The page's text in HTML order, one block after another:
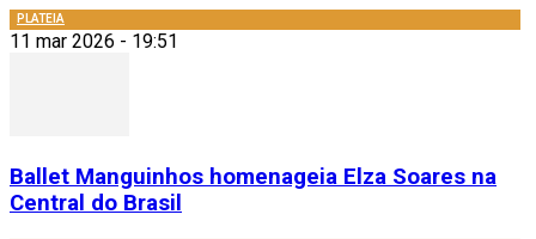
PLATEIA
11 mar 2026 - 19:51
Ballet Manguinhos homenageia Elza Soares na
Central do Brasil